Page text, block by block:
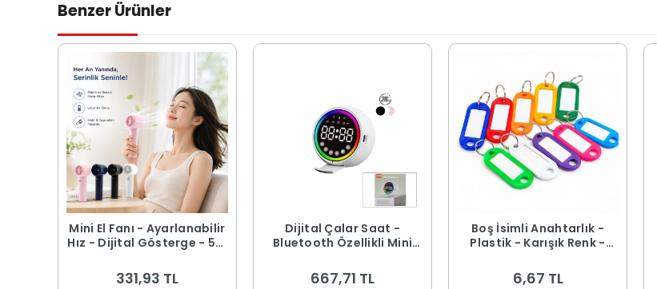
Benzer Ürünler
Mini El Fanı - Ayarlanabilir
Hız - Dijital Gösterge - 5W
331,93 TL
Dijital Çalar Saat -
Bluetooth Özellikli Mini
Işıklı
667,71 TL
Boş İsimli Anahtarlık -
Plastik - Karışık Renk -
6,67 TL